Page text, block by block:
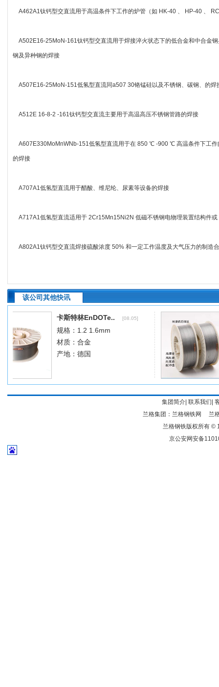
A462A1钛钙型交直流用于高温条件下工作的炉管（如 HK-40 、 HP-40 、
A502E16-25MoN-161钛钙型交直流用于焊接淬火状态下的低合金和中合金
钢及异种钢的焊接
A507E16-25MoN-151低氢型直流同a507 30铬锰硅以及不锈钢、碳钢、的焊
A512E 16-8-2 -161钛钙型交直流主要用于高温高压不锈钢管路的焊接
A607E330MoMnWNb-151低氢型直流用于在 850 ℃ -900 ℃ 高温条件下工
的焊接
A707A1低氢型直流用于醋酸、维尼纶、尿素等设备的焊接
A717A1低氢型直流适用于 2Cr15Mn15Ni2N 低磁不锈钢电物理装置结构件
A802A1钛钙型交直流焊接硫酸浓度 50% 和一定工作温度及大气压力的制造
该公司其他快讯
集团简介 联系我们
兰格集团： 兰格钢铁网
兰
兰格钢铁版权所有 ©
京公安网安备